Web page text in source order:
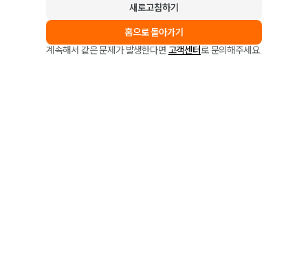
새로고침하기
홈으로 돌아가기
계속해서 같은 문제가 발생한다면 고객센터로 문의해주세요.